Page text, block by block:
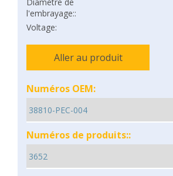
l'embrayage::
Voltage:
Aller au produit
Numéros OEM:
Numéros de produits::